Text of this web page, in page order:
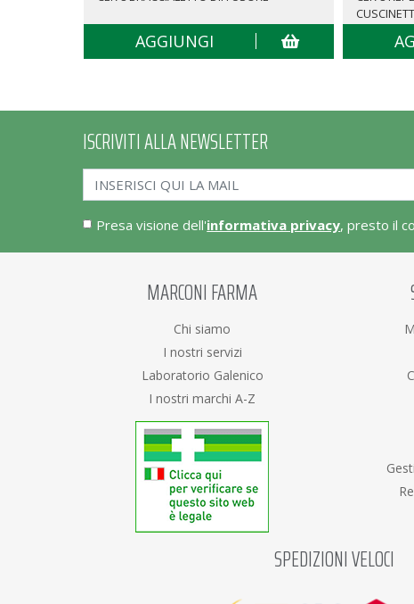
AGGIUNGI
ISCRIVITI ALLA NEWSLETTER
Presa visione dell'informativa privacy, presto il
MARCONI FARMA
Chi siamo
I nostri servizi
Laboratorio Galenico
I nostri marchi A-Z
SPEDIZIONI VELOCI